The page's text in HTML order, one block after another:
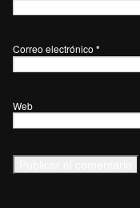
Correo electrónico *
Web